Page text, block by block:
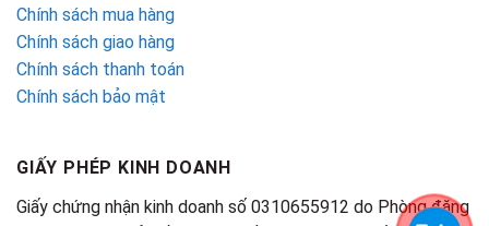
Chính sách mua hàng
Chính sách giao hàng
Chính sách thanh toán
Chính sách bảo mật
GIẤY PHÉP KINH DOANH
Giấy chứng nhận kinh doanh số 0310655912 do Phòng đăng